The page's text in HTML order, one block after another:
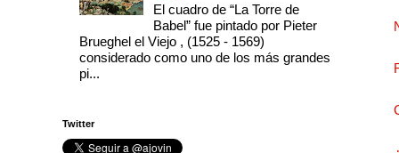
El cuadro de “La Torre de
Babel” fue pintado por Pieter
Brueghel el Viejo , (1525 - 1569)
considerado como uno de los más grandes
pi...
Twitter